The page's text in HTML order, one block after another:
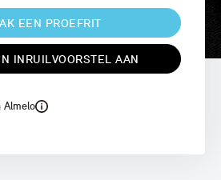
EEN PROEFRIT
INRUILVOORSTEL AAN
Almelo